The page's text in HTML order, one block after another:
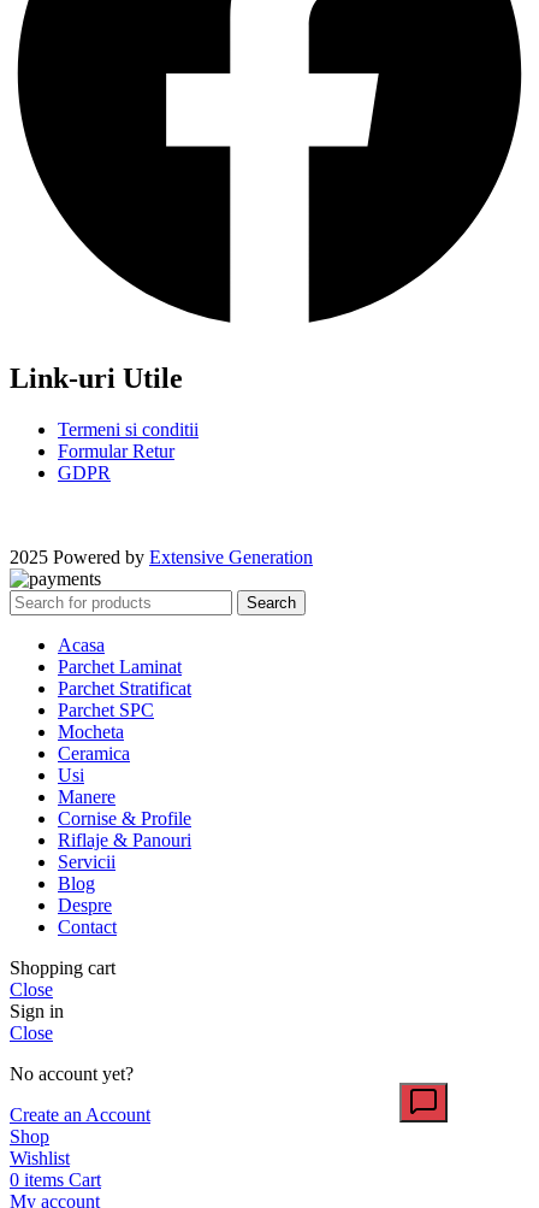
Link-uri Utile
Termeni si conditii
Formular Retur
GDPR
2025 Powered by Extensive Generation
Search
Acasa
Parchet Laminat
Parchet Stratificat
Parchet SPC
Mocheta
Ceramica
Usi
Manere
Cornise & Profile
Riflaje & Panouri
Servicii
Blog
Despre
Contact
Shopping cart
Close
Sign in
Close
No account yet?
Create an Account
Shop
Wishlist
0 items Cart
My account